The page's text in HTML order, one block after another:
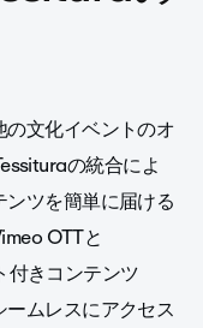
文化イベントのオ
の統合によ
ツを簡単に届ける
OTTと
付きコンテンツ
ームレスにアクセス